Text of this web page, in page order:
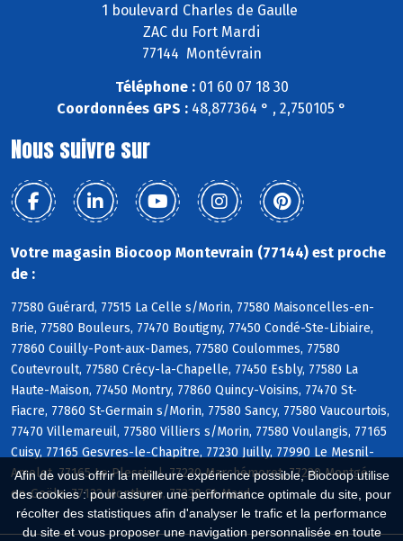
Afin de vous offrir la meilleure expérience possible, Biocoop utilise
des cookies : pour assurer une performance optimale du site, pour
récolter des statistiques afin d'analyser le trafic et la performance
du site et vous proposer une navigation personnalisée en toute
1 boulevard Charles de Gaulle
ZAC du Fort Mardi
77144 Montévrain
Téléphone :01 60 07 18 30
Coordonnées GPS : 48,877364 ° , 2,750105 °
Nous suivre sur
Votre magasin Biocoop Montevrain (77144) est proche
de :
77580 Guérard, 77515 La Celle s/Morin, 77580 Maisoncelles-en-
Brie, 77580 Bouleurs, 77470 Boutigny, 77450 Condé-Ste-Libiaire,
77860 Couilly-Pont-aux-Dames, 77580 Coulommes, 77580
Coutevroult, 77580 Crécy-la-Chapelle, 77450 Esbly, 77580 La
Haute-Maison, 77450 Montry, 77860 Quincy-Voisins, 77470 St-
Fiacre, 77860 St-Germain s/Morin, 77580 Sancy, 77580 Vaucourtois,
77470 Villemareuil, 77580 Villiers s/Morin, 77580 Voulangis, 77165
Cuisy, 77165 Gesvres-le-Chapitre, 77230 Juilly, 77990 Le Mesnil-
Amelot, 77165 Le Plessis-l, 77230 Marchémoret, 77230 Montgé-
en-Goële, 77122 Monthyon, 77230 St-Mard